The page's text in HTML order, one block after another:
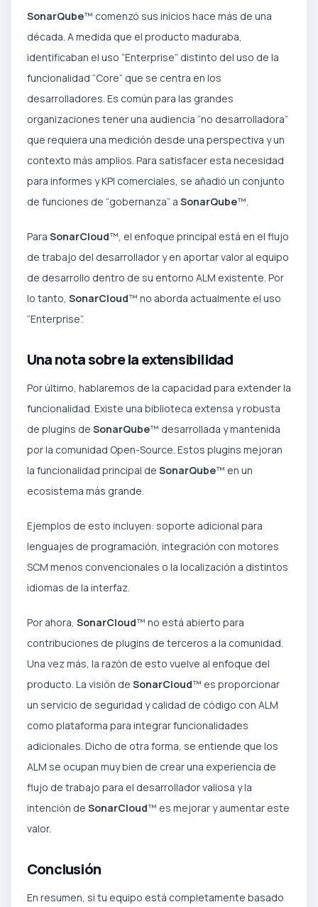
SonarQube™ comenzó sus inicios hace más de una
década. A medida que el producto maduraba,
identificaban el uso “Enterprise” distinto del uso de la
funcionalidad “Core” que se centra en los
desarrolladores. Es común para las grandes
organizaciones tener una audiencia “no desarrolladora”
que requiera una medición desde una perspectiva y un
contexto más amplios. Para satisfacer esta necesidad
para informes y KPI comerciales, se añadió un conjunto
de funciones de “gobernanza” a SonarQube™.
Para SonarCloud™, el enfoque principal está en el flujo
de trabajo del desarrollador y en aportar valor al equipo
de desarrollo dentro de su entorno ALM existente. Por
lo tanto, SonarCloud™ no aborda actualmente el uso
“Enterprise”.
Una nota sobre la extensibilidad
Por último, hablaremos de la capacidad para extender la
funcionalidad. Existe una biblioteca extensa y robusta
de plugins de SonarQube™ desarrollada y mantenida
por la comunidad Open-Source. Estos plugins mejoran
la funcionalidad principal de SonarQube™ en un
ecosistema más grande.
Ejemplos de esto incluyen: soporte adicional para
lenguajes de programación, integración con motores
SCM menos convencionales o la localización a distintos
idiomas de la interfaz.
Por ahora, SonarCloud™ no está abierto para
contribuciones de plugins de terceros a la comunidad.
Una vez más, la razón de esto vuelve al enfoque del
producto. La visión de SonarCloud™ es proporcionar
un servicio de seguridad y calidad de código con ALM
como plataforma para integrar funcionalidades
adicionales. Dicho de otra forma, se entiende que los
ALM se ocupan muy bien de crear una experiencia de
flujo de trabajo para el desarrollador valiosa y la
intención de SonarCloud™ es mejorar y aumentar este
valor.
Conclusión
En resumen, si tu equipo está completamente basado